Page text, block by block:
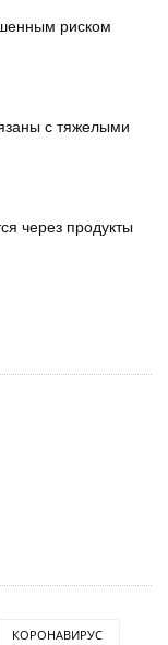
риском
с тяжелыми
через продукты
КОРОНАВИРУС